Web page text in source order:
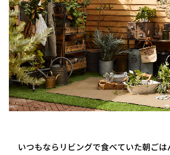
いつもならリビングで食べていた朝ご